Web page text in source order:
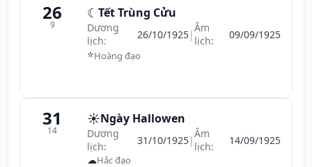
26
9
☾ Tết Trùng Cửu
Dương
lịch:
26/10/1925|Âm
lịch:
09/09/1925
⭐Hoàng đạo
31
14
☀️Ngày Hallowen
Dương
lịch:
31/10/1925|Âm
lịch:
14/09/1925
☁Hắc đạo